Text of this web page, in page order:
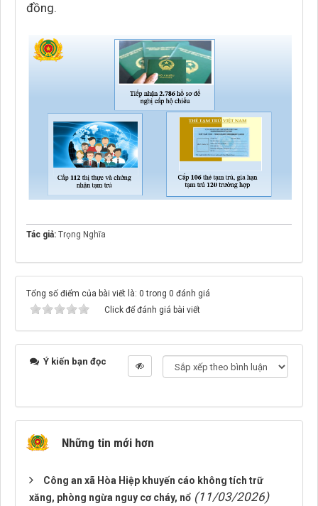
đồng.
Tác giả: Trọng Nghĩa
Tổng số điểm của bài viết là: 0 trong 0 đánh giá
Click để đánh giá bài viết
Ý kiến bạn đọc
Những tin mới hơn
Công an xã Hòa Hiệp khuyến cáo không tích trữ
xăng, phòng ngừa nguy cơ cháy, nổ (11/03/2026)